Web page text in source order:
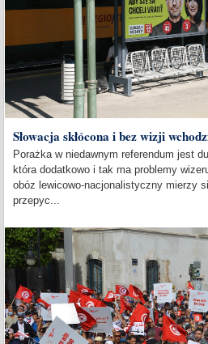
Słowacja skłócona i bez wizji
Porażka w niedawnym referendum jest
która dodatkowo i tak ma problemy
obóz lewicowo-nacjonalistyczny mierzy
przepyc...